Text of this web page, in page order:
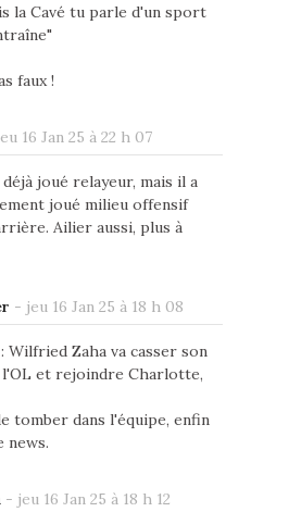
la Cavé tu parle d'un sport
faux !
16 Jan 25 à 22 h 07
joué relayeur, mais il a
joué milieu offensif
Ailier aussi, plus à
- jeu 16 Jan 25 à 18 h 08
Wilfried Zaha va casser son
l'OL et rejoindre Charlotte,
tomber dans l'équipe, enfin
news.
- jeu 16 Jan 25 à 18 h 12